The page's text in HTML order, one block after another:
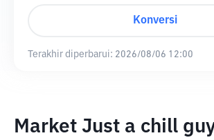
Konversi
Terakhir diperbarui: 2026/08/06 12:00
Market Just a chill